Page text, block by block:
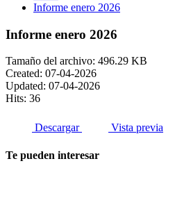
Informe enero 2026
Informe enero 2026
Tamaño del archivo: 496.29 KB
Created: 07-04-2026
Updated: 07-04-2026
Hits: 36
Descargar Vista previa
Te pueden interesar